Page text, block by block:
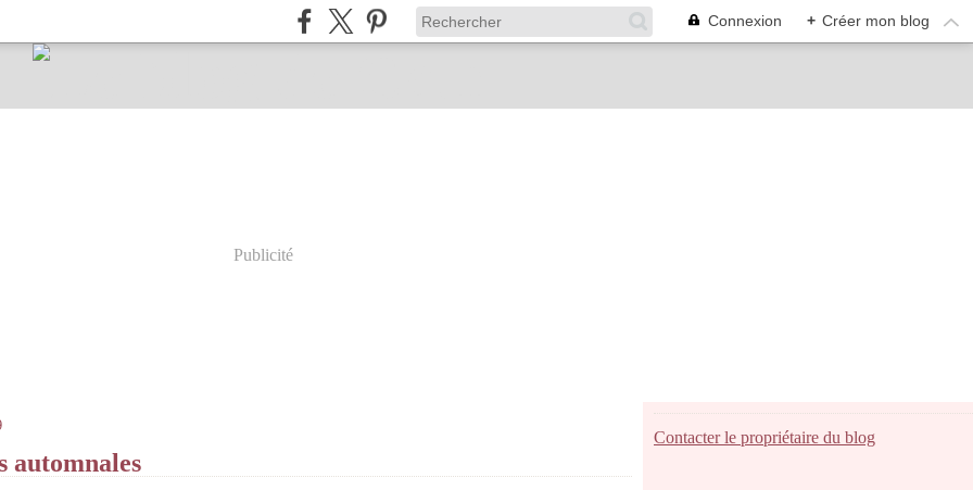
Connexion + Créer mon blog
Publicité
automnales
Contacter le propriétaire du blog